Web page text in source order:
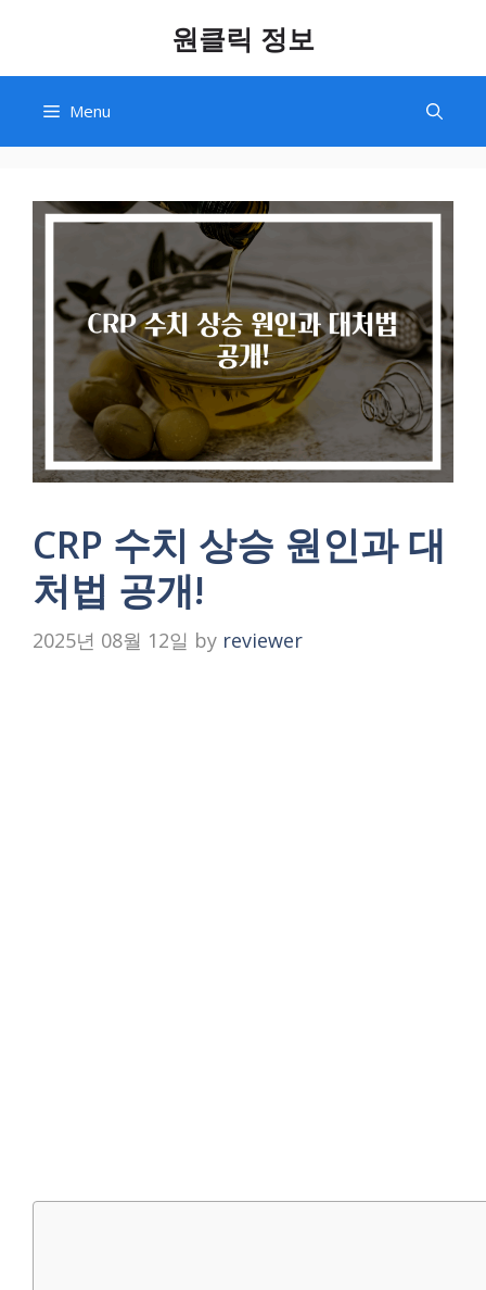
content
원클릭 정보
Menu
CRP 수치 상승 원인과 대
처법 공개!
2025년 08월 12일 by reviewer